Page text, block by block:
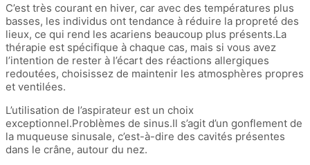
C’est très courant en hiver, car avec des températures plus
basses, les individus ont tendance à réduire la propreté des
lieux, ce qui rend les acariens beaucoup plus présents.La
thérapie est spécifique à chaque cas, mais si vous avez
l’intention de rester à l’écart des réactions allergiques
redoutées, choisissez de maintenir les atmosphères propres
et ventilées.
L’utilisation de l’aspirateur est un choix
exceptionnel.Problèmes de sinus.Il s’agit d’un gonflement de
la muqueuse sinusale, c’est-à-dire des cavités présentes
dans le crâne, autour du nez.